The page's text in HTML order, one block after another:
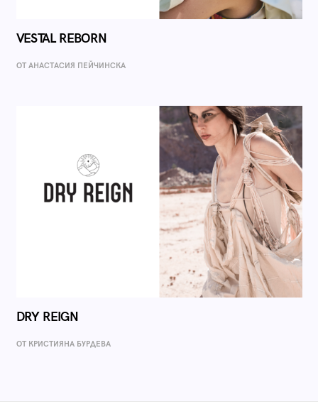
VESTAL REBORN
ОТ AНАСТАСИЯ ПЕЙЧИНСКА
DRY REIGN
ОТ КРИСТИЯНА БУРДЕВА